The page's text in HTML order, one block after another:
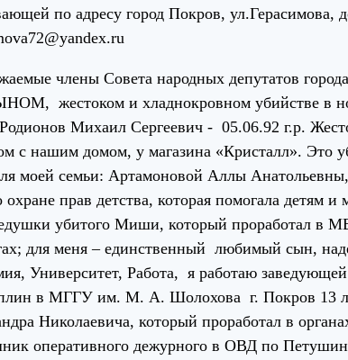
по адресу город Покров,
члены Совета народных депутатов
жестоком и хладнокровном убийстве в
Михаил Сергеевич - 05.06.92 г.р.
с нашим домом, у магазина «Кристалл». Это
моей семьи: Артамоновой Аллы
прав детства, которая помогала детям
убитого Миши, который проработал в
для меня – единственный любимый сын,
Университет, Работа, я работаю
в МГГУ им. М. А. Шолохова г. Покров 13
Николаевича, который проработал в
оперативного дежурного в ОВД по